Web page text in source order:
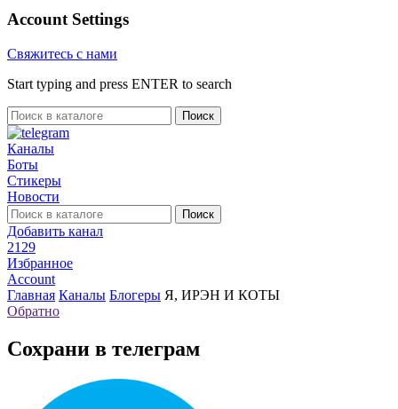
Account Settings
Свяжитесь с нами
Start typing and press ENTER to search
Поиск
Каналы
Боты
Стикеры
Новости
Поиск
Добавить канал
2129
Избранное
Account
Главная Каналы Блогеры Я, ИРЭН И КОТЫ
Обратно
Сохрани в телеграм